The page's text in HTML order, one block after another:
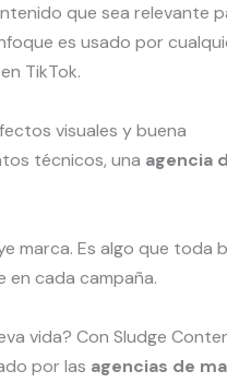
que sea relevante
es usado por
TikTok.
visuales y buena
técnicos, una agencia
marca. Es algo que toda
cada campaña.
vida? Con Sludge
por las agencias de